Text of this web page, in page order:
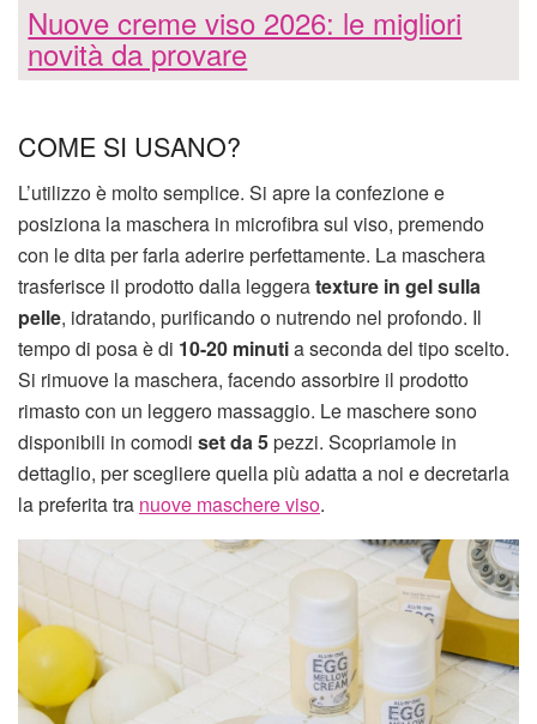
Nuove creme viso 2026: le migliori
novità da provare
COME SI USANO?
L’utilizzo è molto semplice. Si apre la confezione e
posiziona la maschera in microfibra sul viso, premendo
con le dita per farla aderire perfettamente. La maschera
trasferisce il prodotto dalla leggeratexture in gel sulla
pelle, idratando, purificando o nutrendo nel profondo. Il
tempo di posa è di 10-20 minutia seconda del tipo scelto.
Si rimuove la maschera, facendo assorbire il prodotto
rimasto con un leggero massaggio. Le maschere sono
disponibili in comodi set da 5pezzi. Scopriamole in
dettaglio, per scegliere quella più adatta a noi e decretarla
la preferita tra nuove maschere viso.